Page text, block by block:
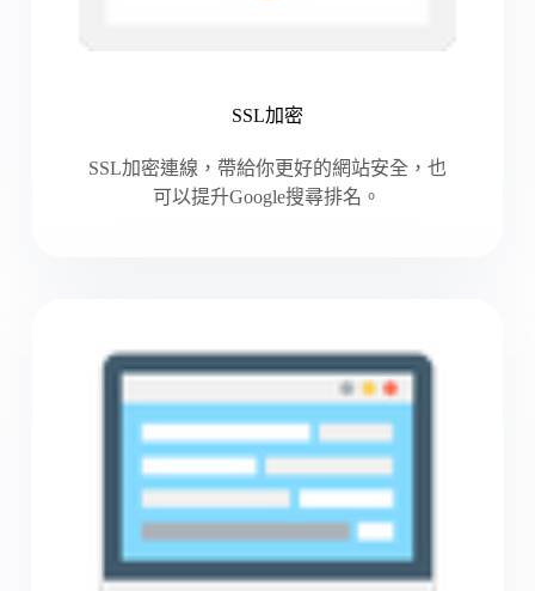
SSL加密
SSL加密連線，帶給你更好的網站安全，也
可以提升Google搜尋排名。